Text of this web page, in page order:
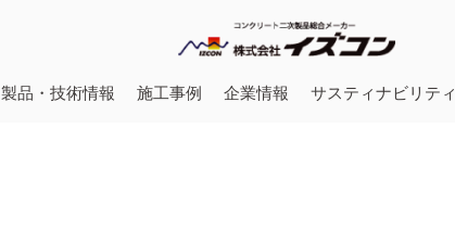
製品・技術情報 施工事例 企業情報 サスティナビリティ